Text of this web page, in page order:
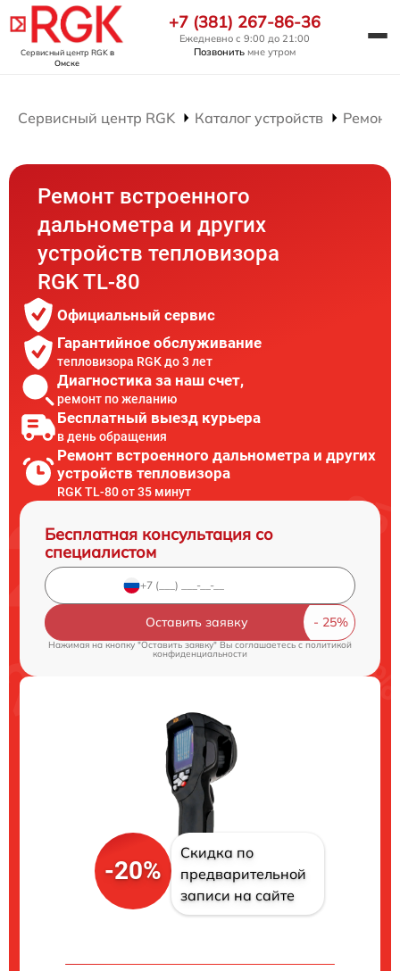
Сервисный центр RGKв
Омске
+7 (381) 267-86-36
Ежедневно с 9:00 до 21:00
Позвонить мне утром
Сервисный центр RGK Каталог устройств Ремонт
Ремонт встроенного
дальнометра и других
устройств тепловизора
RGK TL-80
Официальный сервис
Гарантийное обслуживание
тепловизора RGK до 3 лет
Диагностика за наш счет,
ремонт по желанию
Бесплатный выезд курьера
в день обращения
Ремонт встроенного дальнометра и других
устройств тепловизора
RGK TL-80 от 35 минут
Бесплатная консультация со
специалистом
Оставить заявку
Нажимая на кнопку "Оставить заявку" Вы соглашаетесь cполитикой
конфиденциальности
-20%
Скидка по
предварительной
записи на сайте